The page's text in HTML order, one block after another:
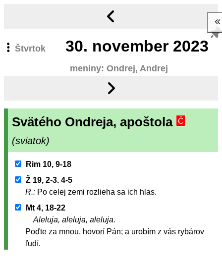
Štvrtok 30. november 2023
meniny: Ondrej, Andrej
Svätého Ondreja, apoštola Č
(sviatok)
Rim 10, 9-18
Ž 19, 2-3. 4-5
R.: Po celej zemi rozlieha sa ich hlas.
Mt 4, 18-22
Aleluja, aleluja, aleluja.
Poďte za mnou, hovorí Pán; a urobím z vás rybárov
ľudí.